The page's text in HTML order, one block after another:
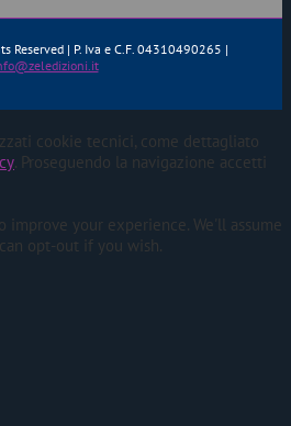
Reserved | P. Iva e C.F. 04310490265 |
cookie tecnici, come dettagliato
. Proseguendo la navigazione accetti
improve your experience. We'll assume
opt-out if you wish.